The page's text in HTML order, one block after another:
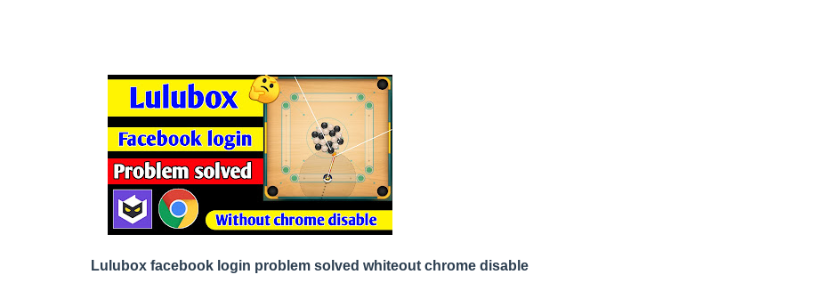
Lulubox facebook login problem solved whiteout chrome disable